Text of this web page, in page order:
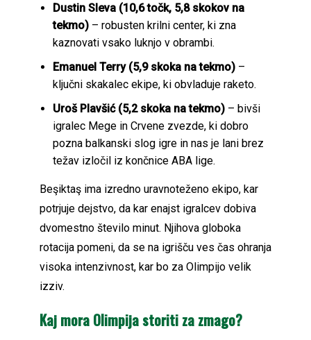
Dustin Sleva (10,6 točk, 5,8 skokov na
tekmo) – robusten krilni center, ki zna
kaznovati vsako luknjo v obrambi.
Emanuel Terry (5,9 skoka na tekmo) –
ključni skakalec ekipe, ki obvladuje raketo.
Uroš Plavšić (5,2 skoka na tekmo) – bivši
igralec Mege in Crvene zvezde, ki dobro
pozna balkanski slog igre in nas je lani brez
težav izločil iz končnice ABA lige.
Beşiktaş ima izredno uravnoteženo ekipo, kar
potrjuje dejstvo, da kar enajst igralcev dobiva
dvomestno število minut. Njihova globoka
rotacija pomeni, da se na igrišču ves čas ohranja
visoka intenzivnost, kar bo za Olimpijo velik
izziv.
Kaj mora Olimpija storiti za zmago?